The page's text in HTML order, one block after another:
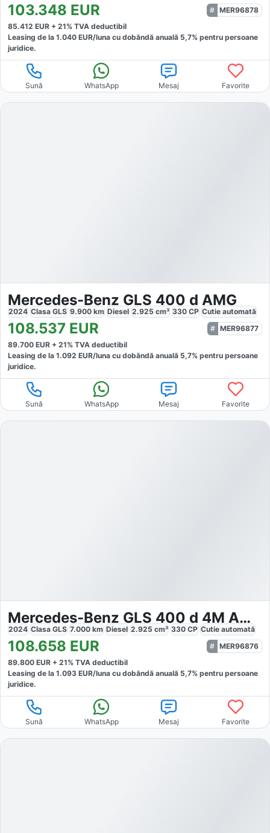
103.348 EUR
MER96878
85.412 EUR + 21% TVA deductibil
Leasing de la 1.040 EUR/luna cu dobăndă anuală 5,7% pentru persoane
juridice.
Sună WhatsApp Mesaj Favorite
Mercedes-Benz GLS 400 d AMG
2024 Clasa GLS 9.900 km Diesel 2.925 cm³ 330 CP Cutie automată
108.537 EUR
MER96877
89.700 EUR + 21% TVA deductibil
Leasing de la 1.092 EUR/luna cu dobăndă anuală 5,7% pentru persoane
juridice.
Sună WhatsApp Mesaj Favorite
Mercedes-Benz GLS 400 d 4M AMG
2024 Clasa GLS 7.000 km Diesel 2.925 cm³ 330 CP Cutie automată
108.658 EUR
MER96876
89.800 EUR + 21% TVA deductibil
Leasing de la 1.093 EUR/luna cu dobăndă anuală 5,7% pentru persoane
juridice.
Sună WhatsApp Mesaj Favorite